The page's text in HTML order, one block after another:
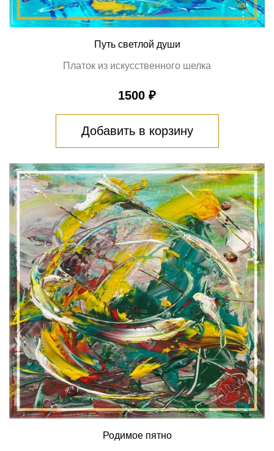
Путь светлой души
Платок из искусственного шелка
1500 ₽
Добавить в корзину
Родимое пятно